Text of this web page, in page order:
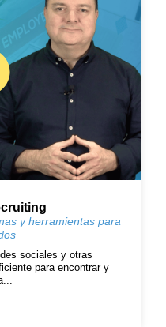
y herramientas para
sociales y otras
para encontrar y